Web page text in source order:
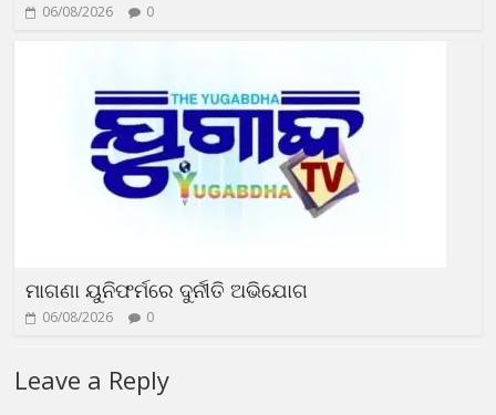
06/08/2026 0
ମାଗଣା ୟୁନିଫର୍ମରେ ଦୁର୍ନୀତି ଅଭିଯୋଗ
06/08/2026 0
Leave a Reply